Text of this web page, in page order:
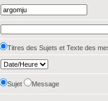
Titres des Sujets et Texte des
Sujet Message